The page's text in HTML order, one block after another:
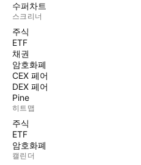
수퍼차트
스크리너
주식
ETF
채권
암호화폐
CEX 페어
DEX 페어
Pine
히트맵
주식
ETF
암호화폐
캘린더